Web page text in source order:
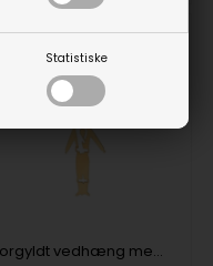
Statistiske
Forgyldt vedhæng med Soldat, 35 x 90 mm